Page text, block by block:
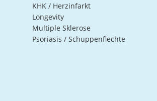
KHK / Herzinfarkt
Longevity
Multiple Sklerose
Psoriasis / Schuppenflechte